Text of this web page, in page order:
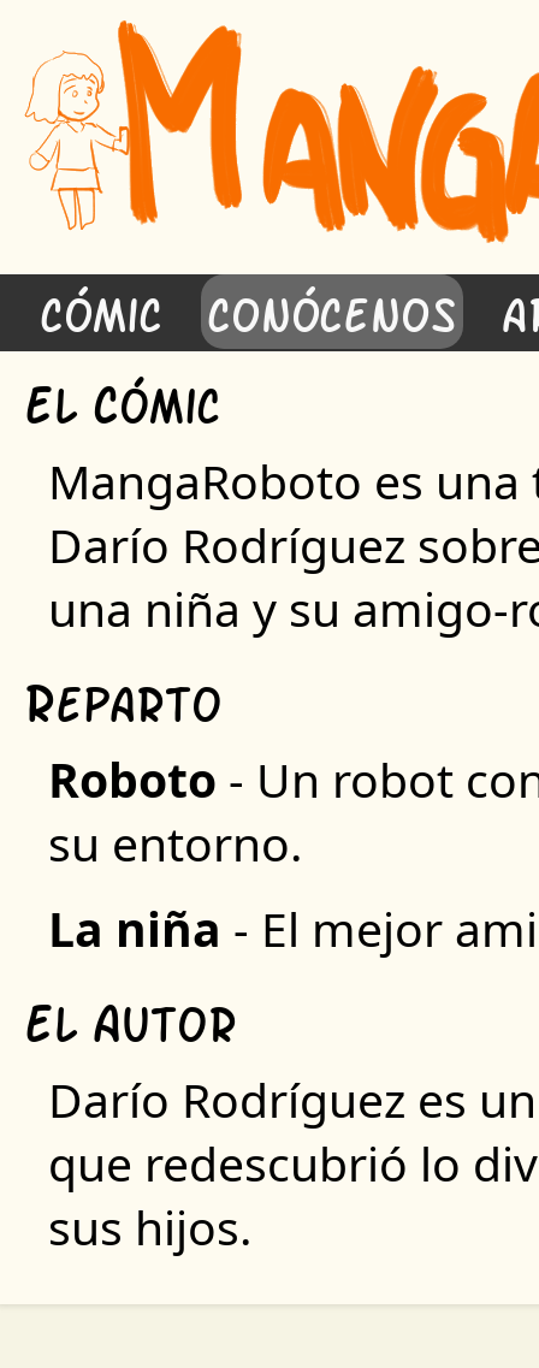
Cómic Conócenos
El Cómic
MangaRoboto es
Darío Rodríguez
una niña y su amigo-
Reparto
Roboto - Un robot
su entorno.
La niña - El mejor
El Autor
Darío Rodríguez es
que redescubrió lo
sus hijos.